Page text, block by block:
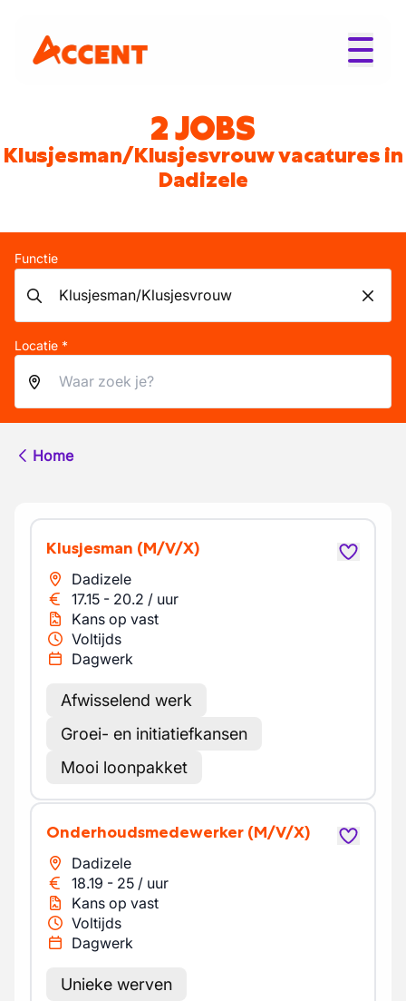
2 JOBS
Klusjesman/Klusjesvrouw vacatures in
Dadizele
Functie
Locatie *
Home
Klusjesman (M/V/X)
Dadizele
17.15 - 20.2 / uur
Kans op vast
Voltijds
Dagwerk
Afwisselend werk
Groei- en initiatiefkansen
Mooi loonpakket
Onderhoudsmedewerker (M/V/X)
Dadizele
18.19 - 25 / uur
Kans op vast
Voltijds
Dagwerk
Unieke werven